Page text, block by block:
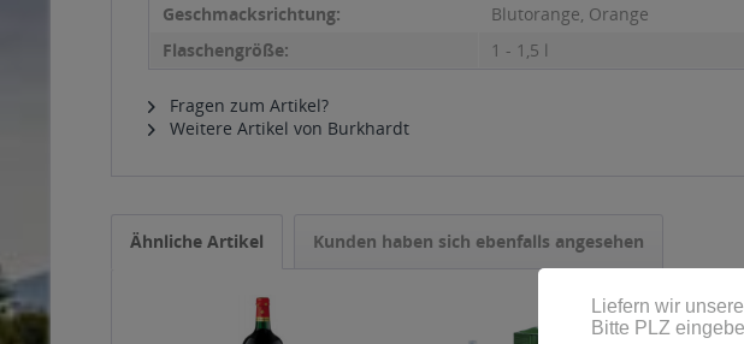
Geschmacksrichtung:
Blutorange, Orange
Flaschengröße:
1 - 1,5 l
Fragen zum Artikel?
Weitere Artikel von Burkhardt
Ähnliche Artikel Kunden haben sich ebenfalls angesehen